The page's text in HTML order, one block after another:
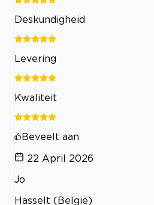
Deskundigheid
Levering
Kwaliteit
Beveelt aan
22 April 2026
Jo
Hasselt (België)